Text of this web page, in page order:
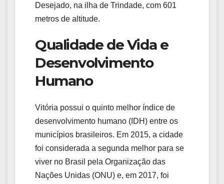
Desejado, na ilha de Trindade, com 601
metros de altitude.
Qualidade de Vida e
Desenvolvimento
Humano
Vitória possui o quinto melhor índice de
desenvolvimento humano (IDH) entre os
municípios brasileiros. Em 2015, a cidade
foi considerada a segunda melhor para se
viver no Brasil pela Organização das
Nações Unidas (ONU) e, em 2017, foi